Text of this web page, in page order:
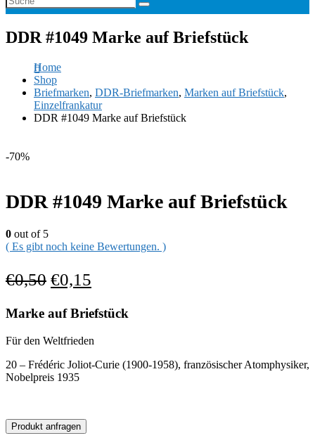
DDR #1049 Marke auf Briefstück
Home
Shop
Briefmarken, DDR-Briefmarken, Marken auf Briefstück,
Einzelfrankatur
DDR #1049 Marke auf Briefstück
-70%
DDR #1049 Marke auf Briefstück
0 out of 5
( Es gibt noch keine Bewertungen. )
€0,50 €0,15
Marke auf Briefstück
Für den Weltfrieden
20 – Frédéric Joliot-Curie (1900-1958), französischer Atomphysiker,
Nobelpreis 1935
Produkt anfragen